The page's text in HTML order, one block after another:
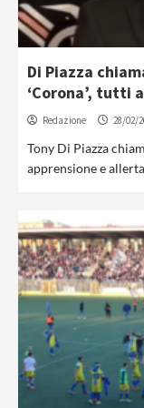
Di Piazza
‘Corona’, tutti
Redazione 28/02/
Tony Di Piazza
apprensione e